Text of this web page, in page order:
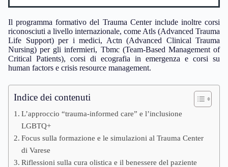
Il programma formativo del Trauma Center include inoltre corsi
riconosciuti a livello internazionale, come Atls (Advanced Trauma
Life Support) per i medici, Actn (Advanced Clinical Trauma
Nursing) per gli infermieri, Tbmc (Team-Based Management of
Critical Patients), corsi di ecografia in emergenza e corsi su
human factors e crisis resource management.
Indice dei contenuti
L’approccio “trauma-informed care” e l’inclusione
LGBTQ+
Focus sulla formazione e le simulazioni al Trauma Center
di Varese
Riflessioni sulla cura olistica e il benessere del paziente